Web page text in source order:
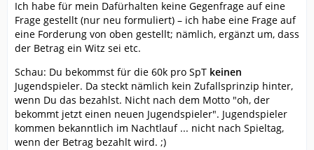
Ich habe für mein Dafürhalten keine Gegenfrage auf eine
Frage gestellt (nur neu formuliert) – ich habe eine Frage auf
eine Forderung von oben gestellt; nämlich, ergänzt um, dass
der Betrag ein Witz sei etc.
Schau: Du bekommst für die 60k pro SpT keinen
Jugendspieler. Da steckt nämlich kein Zufallsprinzip hinter,
wenn Du das bezahlst. Nicht nach dem Motto "oh, der
bekommt jetzt einen neuen Jugendspieler". Jugendspieler
kommen bekanntlich im Nachtlauf ... nicht nach Spieltag,
wenn der Betrag bezahlt wird. ;)